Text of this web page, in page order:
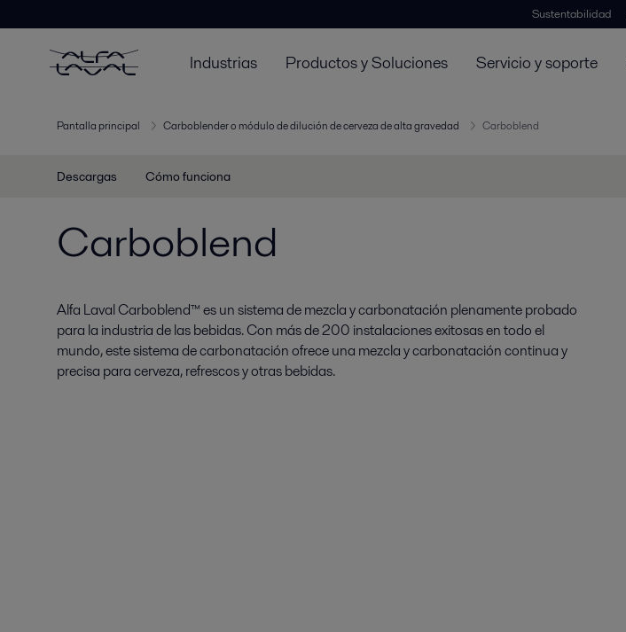
Sustentabilidad
Industrias Productos y Soluciones Servicio y soporte
Pantalla principal Carboblender o módulo de dilución de cerveza de alta gravedad Carboblend
Descargas Cómo funciona
Carboblend
Alfa Laval Carboblend™ es un sistema de mezcla y carbonatación plenamente probado
para la industria de las bebidas. Con más de 200 instalaciones exitosas en todo el
mundo, este sistema de carbonatación ofrece una mezcla y carbonatación continua y
precisa para cerveza, refrescos y otras bebidas.